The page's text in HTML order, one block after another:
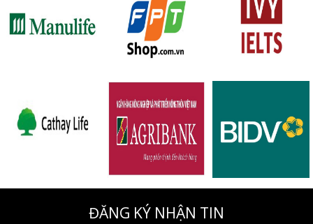
ĐĂNG KÝ NHẬN TIN